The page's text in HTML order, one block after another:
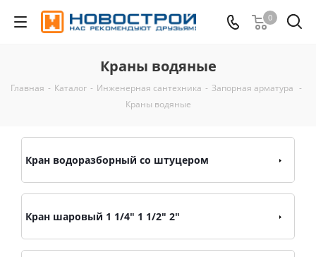
0
Краны водяные
Главная - Каталог - Инженерная сантехника - Запорная арматура -
Краны водяные
Кран водоразборный со штуцером
Кран шаровый 1 1/4" 1 1/2" 2"